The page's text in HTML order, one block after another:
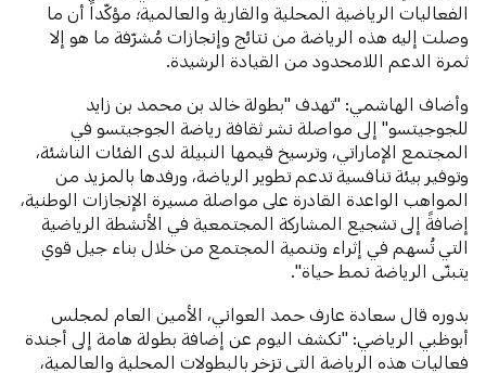
الفعاليات الرياضية المحلية والقارية والعالمية؛ مؤكّداً أن ما
وصلت إليه هذه الرياضة من نتائج وإنجازات مُشرّفة ما هو إلا
ثمرة الدعم اللامحدود من القيادة الرشيدة.
وأضاف الهاشمي: "تهدف "بطولة خالد بن محمد بن زايد
للجوجيتسو" إلى مواصلة نشر ثقافة رياضة الجوجيتسو في
المجتمع الإماراتي، وترسيخ قيمها النبيلة لدى الفئات الناشئة،
وتوفير بيئة تنافسية تدعم تطوير الرياضة، ورفدها بالمزيد من
المواهب الواعدة القادرة على مواصلة مسيرة الإنجازات الوطنية،
إضافةً إلى تشجيع المشاركة المجتمعية في الأنشطة الرياضية
التي تُسهم في إثراء وتنمية المجتمع من خلال بناء جيل قوي
يتبنّى الرياضة نمط حياة".
بدوره قال سعادة عارف حمد العواني، الأمين العام لمجلس
أبوظبي الرياضي: "نكشف اليوم عن إضافة بطولة هامة إلى أجندة
فعاليات هذه الرياضة التي تزخر بالبطولات المحلية والعالمية،